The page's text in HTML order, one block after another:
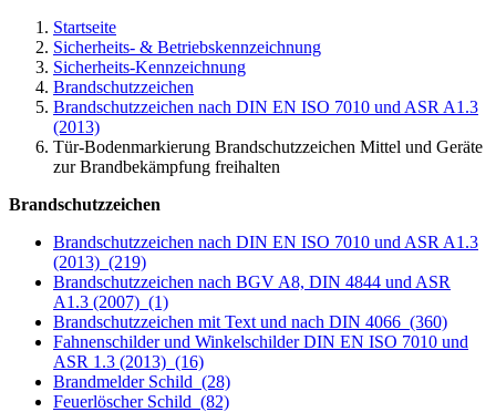
Startseite
Sicherheits- & Betriebskennzeichnung
Sicherheits-Kennzeichnung
Brandschutzzeichen
Brandschutzzeichen nach DIN EN ISO 7010 und ASR A1.3
(2013)
Tür-Bodenmarkierung Brandschutzzeichen Mittel und Geräte
zur Brandbekämpfung freihalten
Brandschutzzeichen
Brandschutzzeichen nach DIN EN ISO 7010 und ASR A1.3
(2013) (219)
Brandschutzzeichen nach BGV A8, DIN 4844 und ASR
A1.3 (2007) (1)
Brandschutzzeichen mit Text und nach DIN 4066 (360)
Fahnenschilder und Winkelschilder DIN EN ISO 7010 und
ASR 1.3 (2013) (16)
Brandmelder Schild (28)
Feuerlöscher Schild (82)